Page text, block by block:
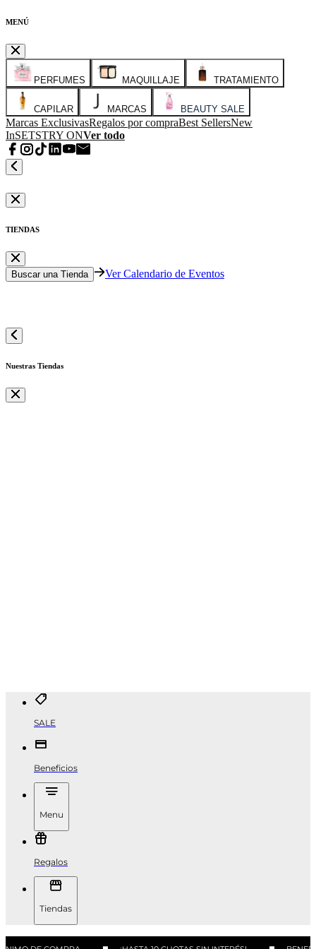
MENÚ
PERFUMES MAQUILLAJE TRATAMIENTO
CAPILAR MARCAS BEAUTY SALE
Marcas ExclusivasRegalos por compraBest SellersNew
InSETSTRY ONVer todo
TIENDAS
Buscar una Tienda Ver Calendario de Eventos
Nuestras Tiendas
SALE
Beneficios
Menu
Regalos
Tiendas